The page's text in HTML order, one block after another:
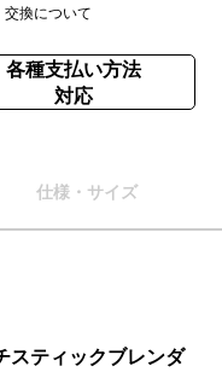
交換について
各種支払い方法
対応
仕様・サイズ
スティックブレンダ